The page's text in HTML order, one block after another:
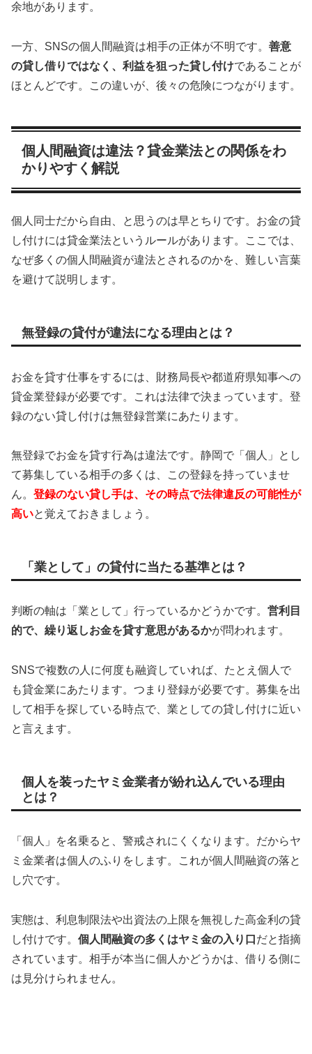
余地があります。
一方、SNSの個人間融資は相手の正体が不明です。 善意
の貸し借りではなく、利益を狙った貸し付けであることが
ほとんどです。この違いが、後々の危険につながります。
個人間融資は違法？貸金業法との関係をわ
かりやすく解説
個人同士だから自由、と思うのは早とちりです。お金の貸
し付けには貸金業法というルールがあります。ここでは、
なぜ多くの個人間融資が違法とされるのかを、難しい言葉
を避けて説明します。
無登録の貸付が違法になる理由とは？
お金を貸す仕事をするには、財務局長や都道府県知事への
貸金業登録が必要です。これは法律で決まっています。登
録のない貸し付けは無登録営業にあたります。
無登録でお金を貸す行為は違法です。静岡で「個人」とし
て募集している相手の多くは、この登録を持っていませ
ん。 登録のない貸し手は、その時点で法律違反の可能性が
高いと覚えておきましょう。
「業として」の貸付に当たる基準とは？
判断の軸は「業として」行っているかどうかです。 営利目
的で、繰り返しお金を貸す意思があるかが問われます。
SNSで複数の人に何度も融資していれば、たとえ個人で
も貸金業にあたります。つまり登録が必要です。募集を出
して相手を探している時点で、業としての貸し付けに近い
と言えます。
個人を装ったヤミ金業者が紛れ込んでいる理由
とは？
「個人」を名乗ると、警戒されにくくなります。だからヤ
ミ金業者は個人のふりをします。これが個人間融資の落と
し穴です。
実態は、利息制限法や出資法の上限を無視した高金利の貸
し付けです。 個人間融資の多くはヤミ金の入り口 だと指摘
されています。相手が本当に個人かどうかは、借りる側に
は見分けられません。